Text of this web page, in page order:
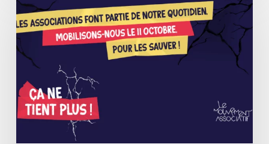
ne
tient
plus
–
Mobilisation